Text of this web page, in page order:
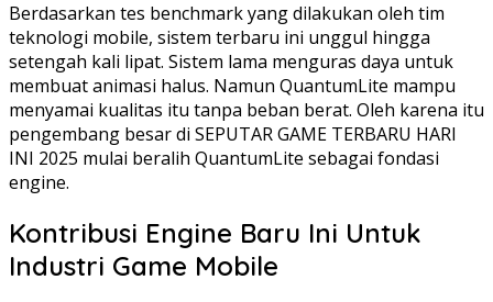
Berdasarkan tes benchmark yang dilakukan oleh tim
teknologi mobile, sistem terbaru ini unggul hingga
setengah kali lipat. Sistem lama menguras daya untuk
membuat animasi halus. Namun QuantumLite mampu
menyamai kualitas itu tanpa beban berat. Oleh karena itu
pengembang besar di SEPUTAR GAME TERBARU HARI
INI 2025 mulai beralih QuantumLite sebagai fondasi
engine.
Kontribusi Engine Baru Ini Untuk
Industri Game Mobile